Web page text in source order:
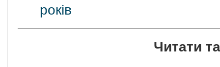
років
Читати